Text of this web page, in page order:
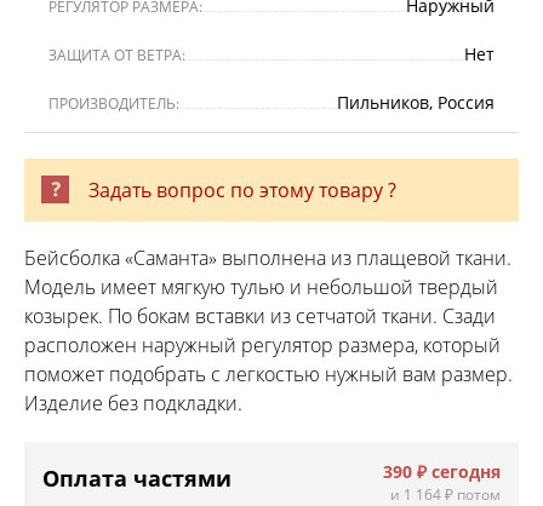
РЕГУЛЯТОР РАЗМЕРА: Наружный
ЗАЩИТА ОТ ВЕТРА: Нет
ПРОИЗВОДИТЕЛЬ: Пильников, Россия
Задать вопрос по этому товару ?
Бейсболка «Саманта» выполнена из плащевой ткани.
Модель имеет мягкую тулью и небольшой твердый
козырек. По бокам вставки из сетчатой ткани. Сзади
расположен наружный регулятор размера, который
поможет подобрать с легкостью нужный вам размер.
Изделие без подкладки.
Оплата частями 390 ₽ сегодня
и 1 164 ₽ потом